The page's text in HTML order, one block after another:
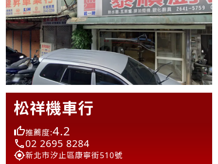
松祥機車行
推薦度:4.2
02 2695 8284
新北市汐止區康寧街510號